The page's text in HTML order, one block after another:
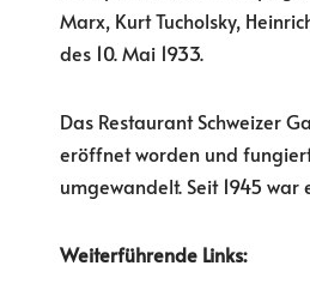
Marx, Kurt Tucholsky,
des 10. Mai 1933.
Das Restaurant Schweizer
eröffnet worden und
umgewandelt. Seit 1945
Weiterführende Links: